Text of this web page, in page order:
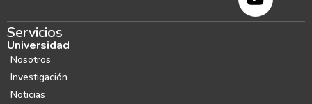
Servicios
Universidad
Nosotros
Investigación
Noticias